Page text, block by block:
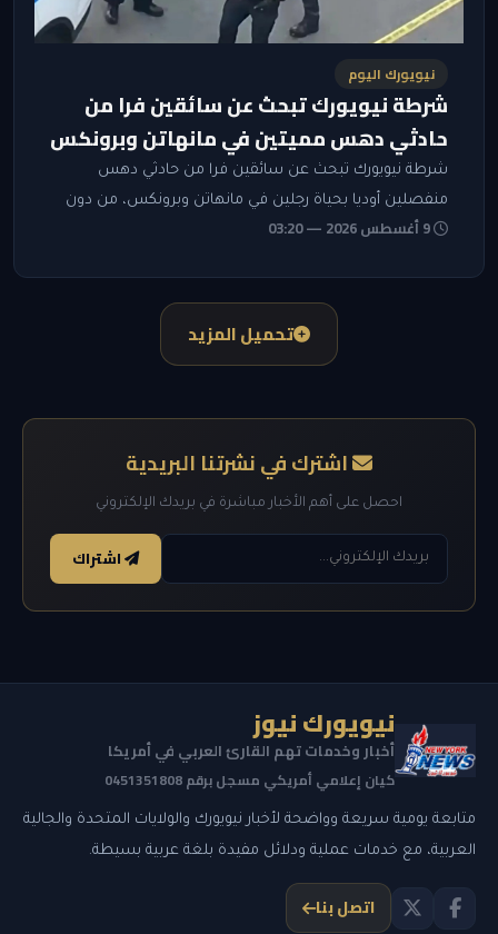
نيويورك اليوم
شرطة نيويورك تبحث عن سائقين فرا من
حادثي دهس مميتين في مانهاتن وبرونكس
شرطة نيويورك تبحث عن سائقين فرا من حادثي دهس
منفصلين أوديا بحياة رجلين في مانهاتن وبرونكس، من دون
اعتقالات حتى الآن.
9 أغسطس 2026 — 03:20
تحميل المزيد
اشترك في نشرتنا البريدية
احصل على أهم الأخبار مباشرة في بريدك الإلكتروني
اشتراك
نيويورك نيوز
أخبار وخدمات تهم القارئ العربي في أمريكا
كيان إعلامي أمريكي مسجل برقم 0451351808
متابعة يومية سريعة وواضحة لأخبار نيويورك والولايات المتحدة والجالية
العربية، مع خدمات عملية ودلائل مفيدة بلغة عربية بسيطة.
اتصل بنا